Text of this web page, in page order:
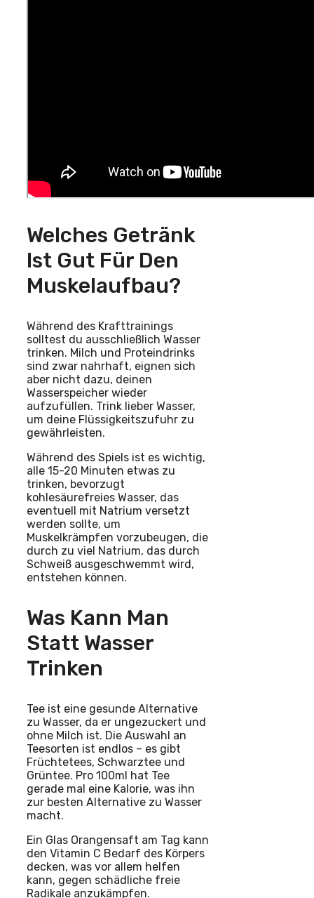
Welches Getränk
Ist Gut Für Den
Muskelaufbau?
Während des Krafttrainings
solltest du ausschließlich Wasser
trinken. Milch und Proteindrinks
sind zwar nahrhaft, eignen sich
aber nicht dazu, deinen
Wasserspeicher wieder
aufzufüllen. Trink lieber Wasser,
um deine Flüssigkeitszufuhr zu
gewährleisten.
Während des Spiels ist es wichtig,
alle 15-20 Minuten etwas zu
trinken, bevorzugt
kohlesäurefreies Wasser, das
eventuell mit Natrium versetzt
werden sollte, um
Muskelkrämpfen vorzubeugen, die
durch zu viel Natrium, das durch
Schweiß ausgeschwemmt wird,
entstehen können.
Was Kann Man
Statt Wasser
Trinken
Tee ist eine gesunde Alternative
zu Wasser, da er ungezuckert und
ohne Milch ist. Die Auswahl an
Teesorten ist endlos – es gibt
Früchtetees, Schwarztee und
Grüntee. Pro 100ml hat Tee
gerade mal eine Kalorie, was ihn
zur besten Alternative zu Wasser
macht.
Ein Glas Orangensaft am Tag kann
den Vitamin C Bedarf des Körpers
decken, was vor allem helfen
kann, gegen schädliche freie
Radikale anzukämpfen.